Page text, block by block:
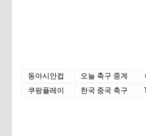
동아시안컵 오늘 축구 중계
쿠팡플레이
한국 중국 축구